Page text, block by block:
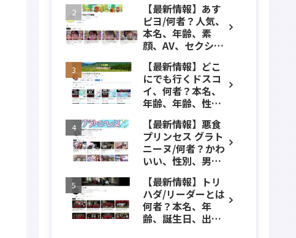
久保公園、本名、
年齢、誕生日、職
業、かわいい、彼
女などのプロフィ
ール、YouTubeチ
ャンネル紹介！
【最新情報】あす
ピヨ/何者？人気、
本名、年齢、素
顔、AV、セクシ
る、身長、出身、
学歴、経歴、仕事
のプロフィール、
YouTubeチャンネ
ル紹介！
【最新情報】どこ
にでも行くドスコ
イ、何者？本名、
年齢、年齢、性
どのプロフィー
ル、YouTubeチャ
ンネル紹介！
【最新情報】悪食
プリンセス グラト
ニーヌ/何者？かわ
いい、性別、男？
長、出身などのプ
ロフィール、
YouTubeチャンネ
ル紹介！
【最新情報】トリ
ハダ/リーダーとは
何者？本名、年
齢、誕生日、出